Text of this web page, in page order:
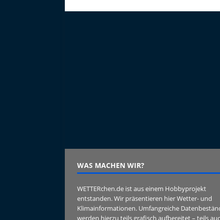
WAS MACHEN WIR?
WETTERchen.de ist aus einem Hobbyprojekt
entstanden. Wir präsentieren hier Wetter- und
Klimainformationen. Umfangreiche
werden hierzu teils grafisch aufbereitet – teils